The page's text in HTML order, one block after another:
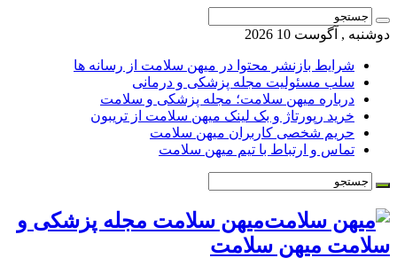
, آگوست 10 2026
شرایط بازنشر محتوا در میهن سلامت از رسانه ها
سلب مسئولیت مجله پزشکی و درمانی
درباره میهن سلامت؛ مجله پزشکی و سلامت
خرید رپورتاژ و بک لینک میهن سلامت از تریبون
حریم شخصی کاربران میهن سلامت
تماس و ارتباط با تیم میهن سلامت
میهن سلامت مجله پزشکی و
میهن سلامت